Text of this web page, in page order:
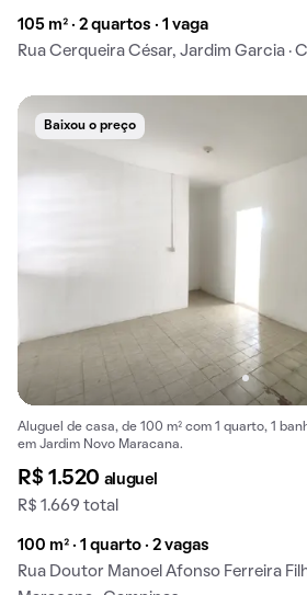
105 m² · 2 quartos · 1 vaga
Rua Cerqueira César, Jardim Garcia ·
Baixou o preço
Aluguel de casa, de 100 m² com 1 quarto, 1
em Jardim Novo Maracana.
R$ 1.520 aluguel
R$ 1.669 total
100 m² · 1 quarto · 2 vagas
Rua Doutor Manoel Afonso Ferreira